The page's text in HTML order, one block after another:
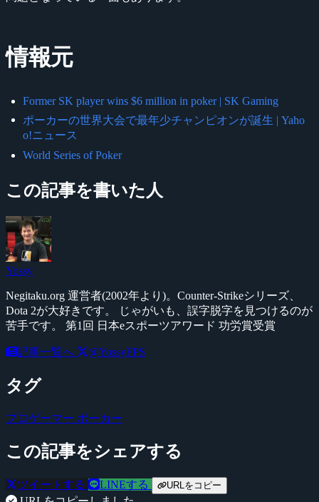
情報元
Former SK player wins $6 million in poker | SK Gaming
ポーカーの世界大会で最年少チャンピオンが誕生 | Yaho
o!ニュース
World Series of Poker
この記事を書いた人
Yossy
Negitaku.org 運営者(2002年より)。Counter-Strikeシリーズ、
Dota 2が大好きです。 じゃがいも、誤字脱字を見つけるのが
苦手です。 第1回 日本eスポーツアワード 功労賞受賞
記事一覧へ @YossyFPS
タグ
プロゲーマー ポーカー
この記事をシェアする
ツイートする LINEする URLをコピー